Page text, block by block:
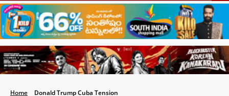
Home Donald Trump Cuba Tension